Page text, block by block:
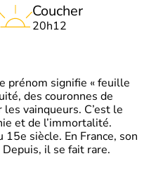
Coucher
20h12
prénom signifie « feuille
des couronnes de
vainqueurs. C’est le
et de l’immortalité.
siècle. En France, son
il se fait rare.